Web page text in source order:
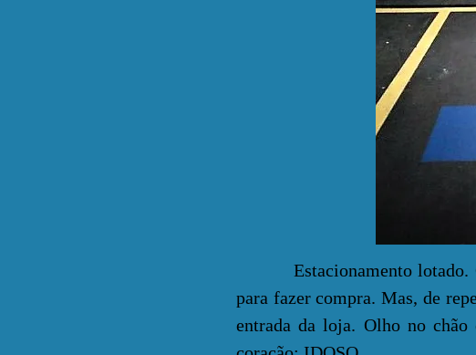
Estacionamento lotado.
para fazer compra. Mas, de
entrada da loja. Olho no